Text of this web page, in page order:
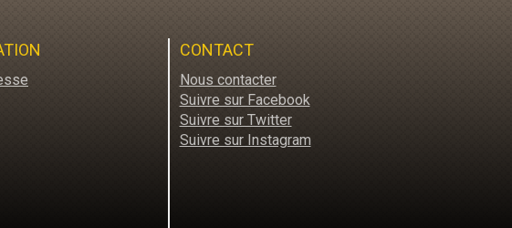
CONTACT
Nous contacter
Suivre sur Facebook
Suivre sur Twitter
Suivre sur Instagram